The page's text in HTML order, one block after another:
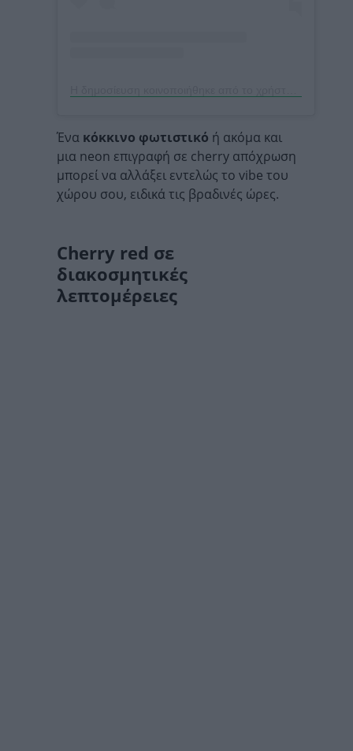
Ένα κόκκινο φωτιστικό ή ακόμα και
μια neon επιγραφή σε cherry απόχρωση
μπορεί να αλλάξει εντελώς το vibe του
χώρου σου, ειδικά τις βραδινές ώρες.
Cherry red σε
διακοσμητικές
λεπτομέρειες